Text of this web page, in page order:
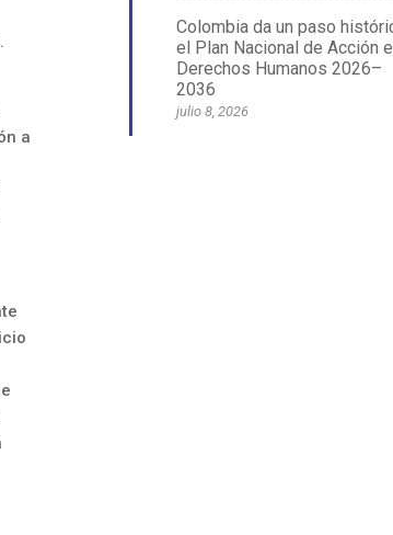
a
Colombia da un paso
el Plan Nacional de Acción
Derechos Humanos 2026–
2036
julio 8, 2026